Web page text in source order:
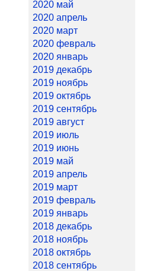
2020 май
2020 апрель
2020 март
2020 февраль
2020 январь
2019 декабрь
2019 ноябрь
2019 октябрь
2019 сентябрь
2019 август
2019 июль
2019 июнь
2019 май
2019 апрель
2019 март
2019 февраль
2019 январь
2018 декабрь
2018 ноябрь
2018 октябрь
2018 сентябрь